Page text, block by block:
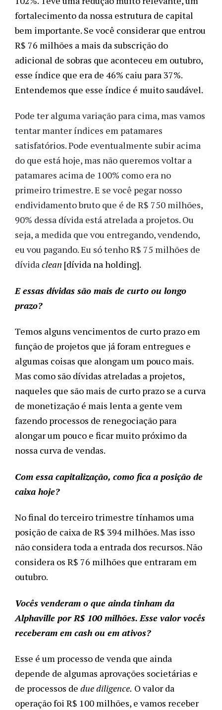
fortalecimento da nossa estrutura de capital
bem importante. Se você considerar que entrou
R$ 76 milhões a mais da subscrição do
adicional de sobras que aconteceu em outubro,
esse índice que era de 46% caiu para 37%.
Entendemos que esse índice é muito saudável.
Pode ter alguma variação para cima, mas vamos
tentar manter índices em patamares
satisfatórios. Pode eventualmente subir acima
do que está hoje, mas não queremos voltar a
patamares acima de 100% como era no
primeiro trimestre. E se você pegar nosso
endividamento bruto que é de R$ 750 milhões,
90% dessa dívida está atrelada a projetos. Ou
seja, a medida que vou entregando, vendendo,
eu vou pagando. Eu só tenho R$ 75 milhões de
dívidaclean [dívida na holding].
E essas dívidas são mais de curto ou longo
prazo?
Temos alguns vencimentos de curto prazo em
função de projetos que já foram entregues e
algumas coisas que alongam um pouco mais.
Mas como são dívidas atreladas a projetos,
naqueles que são mais de curto prazo se a curva
de monetização é mais lenta a gente vem
fazendo processos de renegociação para
alongar um pouco e ficar muito próximo da
nossa curva de vendas.
Com essa capitalização, como fica a posição de
caixa hoje?
No final do terceiro trimestre tínhamos uma
posição de caixa de R$ 394 milhões. Mas isso
não considera toda a entrada dos recursos. Não
considera os R$ 76 milhões que entraram em
outubro.
Vocês venderam o que ainda tinham da
Alphaville por R$ 100 milhões. Esse valor vocês
receberam em cash ou em ativos?
Esse é um processo de venda que ainda
depende de algumas aprovações societárias e
de processos de due diligence. O valor da
operação foi R$ 100 milhões, e vamos receber